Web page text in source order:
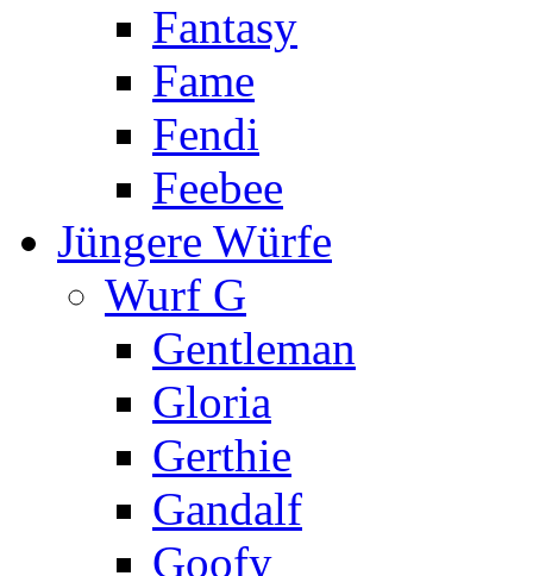
Fantasy
Fame
Fendi
Feebee
Jüngere Würfe
Wurf G
Gentleman
Gloria
Gerthie
Gandalf
Goofy